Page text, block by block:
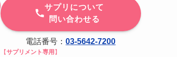
サプリについて
問い合わせる
電話番号：03-5642-7200
【サプリメント専用】